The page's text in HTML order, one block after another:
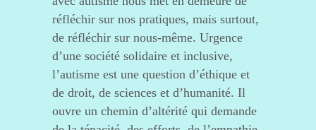
réfléchir sur nos pratiques, mais surtout,
de réfléchir sur nous-même. Urgence
d’une société solidaire et inclusive,
l’autisme est une question d’éthique et
de droit, de sciences et d’humanité. Il
ouvre un chemin d’altérité qui demande